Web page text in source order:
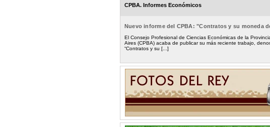
CPBA. Informes Económicos
Nuevo informe del CPBA: "Contratos y su moneda
El Consejo Profesional de Ciencias Económicas de la
Aires (CPBA) acaba de publicar su más reciente trabajo,
“Contratos y su [...]